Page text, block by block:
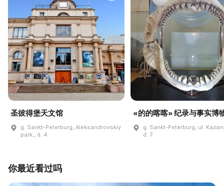
圣彼得堡天文馆
g. Sankt-Peterburg, Aleksandrovskiy
park., d. 4
«的的喀喀» 纪录与事实博
g. Sankt-Peterburg, ul.
d. 7
你最近看过吗